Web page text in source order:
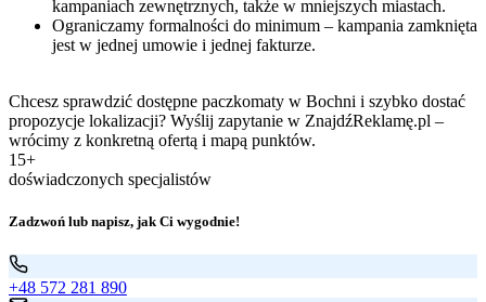
kampaniach zewnętrznych, także w mniejszych miastach.
Ograniczamy formalności do minimum – kampania zamknięta
jest w jednej umowie i jednej fakturze.
Chcesz sprawdzić dostępne paczkomaty w Bochni i szybko dostać
propozycje lokalizacji? Wyślij zapytanie w ZnajdźReklamę.pl –
wrócimy z konkretną ofertą i mapą punktów.
15+
doświadczonych specjalistów
Zadzwoń lub napisz, jak Ci wygodnie!
+48 572 281 890